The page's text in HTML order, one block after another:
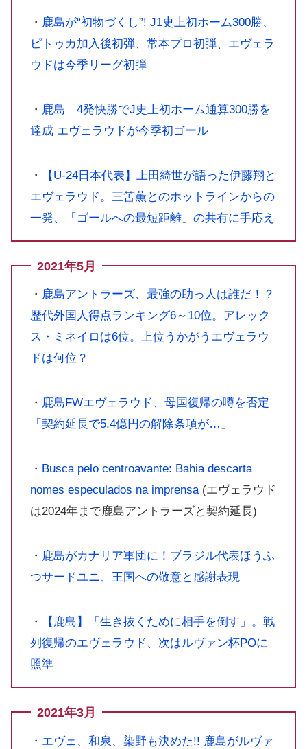
・ 鹿島が“初物づくし”! J1史上初ホーム300勝、
ピトゥカ加入後初弾、常本プロ初弾、エヴェラ
ウドは今季リーグ初弾
・ 鹿島 4発快勝でJ史上初ホーム通算300勝を
達成 エヴェラウドが今季初ゴール
・
【U-24日本代表】上田綺世が語った伊藤翔と
エヴェラウド。三笘薫とのホットラインからの
一発、「ゴールへの最短距離」の共有に手応え
2021年5月
・ 鹿島アントラーズ、最強の助っ人は誰だ！？
歴代外国人得点ランキング6～10位。アレック
ス・ミネイロは6位。上位うかがうエヴェラウ
ドは何位？
・ 鹿島FWエヴェラウド、母国復帰の噂を否定
「契約延長で5.4億円の解除条項が…」
・ Busca pelo centroavante: Bahia descarta
nomes especulados na imprensa(エヴェラウド
は2024年まで鹿島アントラーズと契約延長)
・ 鹿島がカナリア軍団に！ブラジル代表ほうふ
つサードユニ、王国への敬意と感謝表現
・
【鹿島】「生き抜くために相手を倒す」。戦
列復帰のエヴェラウド、次はルヴァン杯POに
照準
2021年3月
・ エヴェ、和泉、染野も決めた!! 鹿島がルヴァ